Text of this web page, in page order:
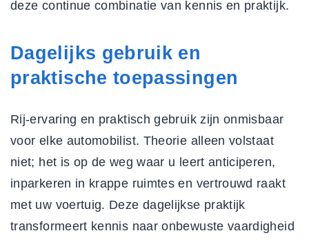
deze continue combinatie van kennis en praktijk.
Dagelijks gebruik en
praktische toepassingen
Rij-ervaring en praktisch gebruik zijn onmisbaar
voor elke automobilist. Theorie alleen volstaat
niet; het is op de weg waar u leert anticiperen,
inparkeren in krappe ruimtes en vertrouwd raakt
met uw voertuig. Deze dagelijkse praktijk
transformeert kennis naar onbewuste vaardigheid